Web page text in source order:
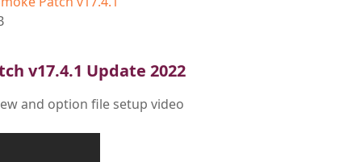
v17.4.1 Update 2022
and option file setup video